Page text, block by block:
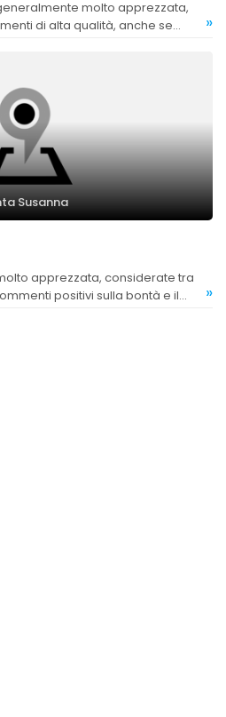
di alta qualità, anche se
»
Susanna
positivi sulla bontà e il
»